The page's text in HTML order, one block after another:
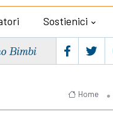
Sostienici
Bimbi
Home